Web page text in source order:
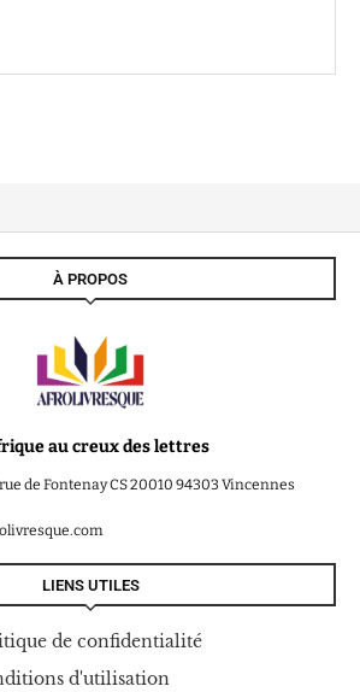
À PROPOS
au creux des lettres
de Fontenay CS 20010 94303 Vincennes
LIENS UTILES
de confidentialité
d'utilisation